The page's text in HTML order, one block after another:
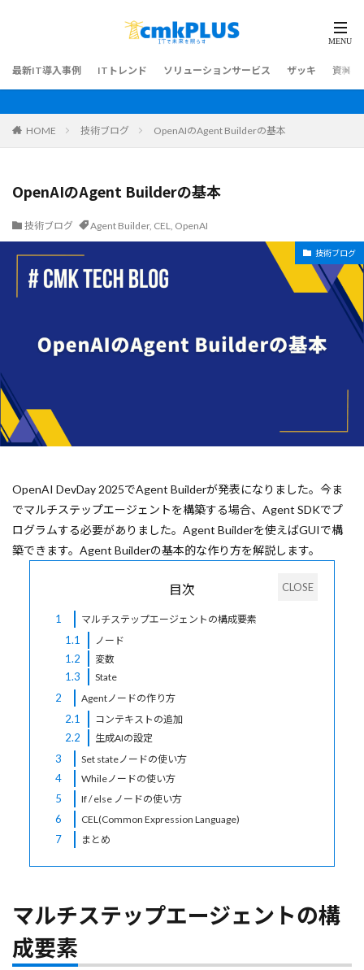
最新IT導入事例 ITトレンド ソリューションサービス ザッキ 資料ダ
HOME 技術ブログ OpenAIのAgent Builderの基本
OpenAIのAgent Builderの基本
技術ブログ Agent Builder, CEL, OpenAI
技術ブログ
OpenAI DevDay 2025でAgent Builderが発表になりました。今ま
でマルチステップエージェントを構築する場合、Agent SDKでプ
ログラムする必要がありました。Agent Builderを使えばGUIで構
築できます。Agent Builderの基本的な作り方を解説します。
目次
1 マルチステップエージェントの構成要素
1.1 ノード
1.2 変数
1.3 State
2 Agentノードの作り方
2.1 コンテキストの追加
2.2 生成AIの設定
3 Set stateノードの使い方
4 Whileノードの使い方
5 If / else ノードの使い方
6 CEL(Common Expression Language)
7 まとめ
マルチステップエージェントの構
成要素